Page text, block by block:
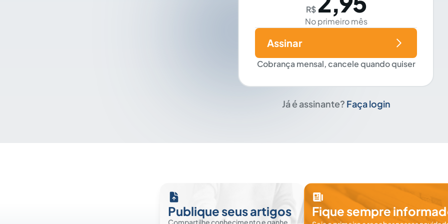
R$
No primeiro mês
Cobrança mensal, cancele quando quiser
Assinar
Já é assinante? Faça login
Publique seus artigos
Compartilhe conhecimento e ganhe
Fique sempre